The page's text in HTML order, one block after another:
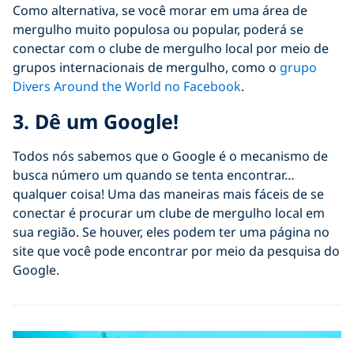
Como alternativa, se você morar em uma área de
mergulho muito populosa ou popular, poderá se
conectar com o clube de mergulho local por meio de
grupos internacionais de mergulho, como o grupo
Divers Around the World no Facebook.
3. Dê um Google!
Todos nós sabemos que o Google é o mecanismo de
busca número um quando se tenta encontrar…
qualquer coisa! Uma das maneiras mais fáceis de se
conectar é procurar um clube de mergulho local em
sua região. Se houver, eles podem ter uma página no
site que você pode encontrar por meio da pesquisa do
Google.